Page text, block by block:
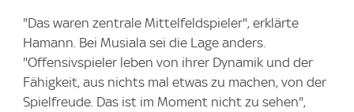
"Das waren zentrale Mittelfeldspieler", erklärte
Hamann. Bei Musiala sei die Lage anders.
"Offensivspieler leben von ihrer Dynamik und der
Fähigkeit, aus nichts mal etwas zu machen, von der
Spielfreude. Das ist im Moment nicht zu sehen",